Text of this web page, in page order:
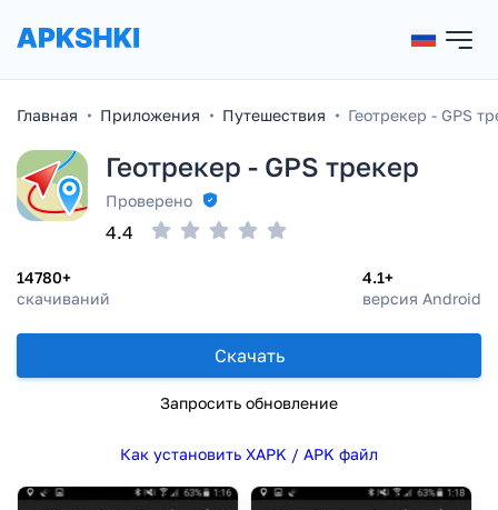
Главная Приложения Путешествия Геотрекер - GPS
Геотрекер - GPS трекер
Проверено
14780+
скачиваний
4.1+
версия Android
4.4
Скачать
Запросить обновление
Как установить XAPK / APK файл